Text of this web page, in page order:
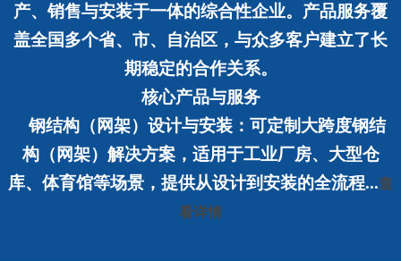
产、销售与安装于一体的综合性企业。产品服务覆
盖全国多个省、市、自治区，与众多客户建立了长
期稳定的合作关系。
核心产品与服务
钢结构（网架）设计与安装： 可定制大跨度钢结
构（网架）解决方案，适用于工业厂房、大型仓
库、体育馆等场景，提供从设计到安装的全流程...查
看详情